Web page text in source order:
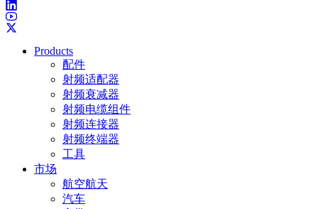
Products
配件
射频适配器
射频衰减器
射频电缆组件
射频连接器
射频终端器
工具
市场
航空航天
汽车